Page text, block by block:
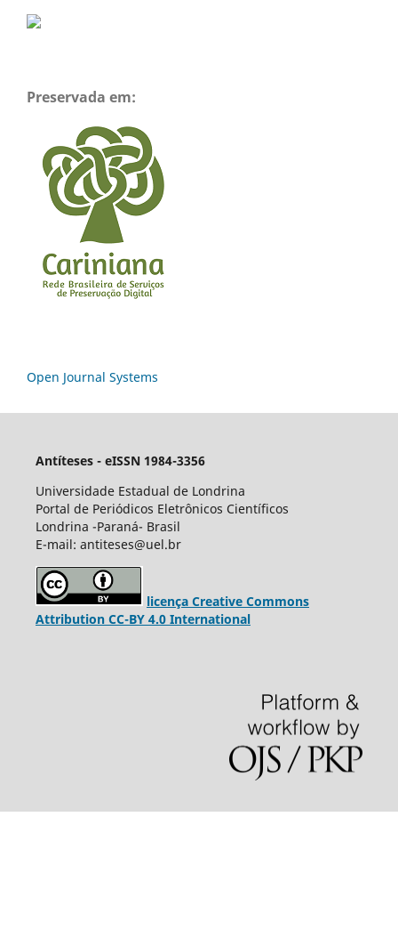
Preservada em:
Open Journal Systems
Antíteses - eISSN 1984-3356
Universidade Estadual de Londrina
Portal de Periódicos Eletrônicos Científicos
Londrina -Paraná- Brasil
E-mail: antiteses@uel.br
licença Creative Commons
Attribution CC-BY 4.0 International